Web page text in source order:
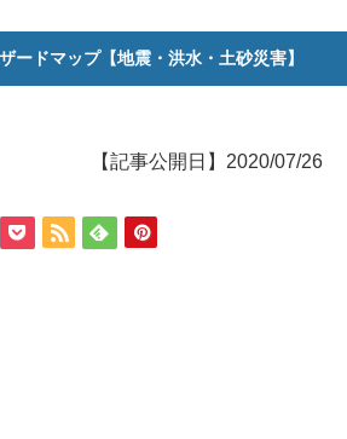
ードマップ【地震・洪水・土砂災害】
【記事公開日】2020/07/26